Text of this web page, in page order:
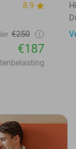
8.9
€250
€187